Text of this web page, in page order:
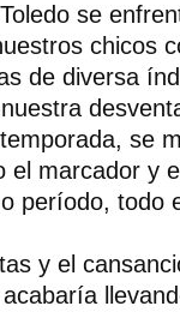
se
chicos
de diversa
se
el marcador y
período, todo
y el